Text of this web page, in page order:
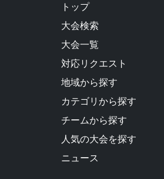
トップ
大会検索
大会一覧
対応リクエスト
地域から探す
カテゴリから探す
チームから探す
人気の大会を探す
ニュース